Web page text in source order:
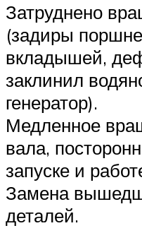
Затруднено
(задиры
вкладышей,
заклинил
генератор).
Медленное
вала,
запуске и
Замена
деталей.